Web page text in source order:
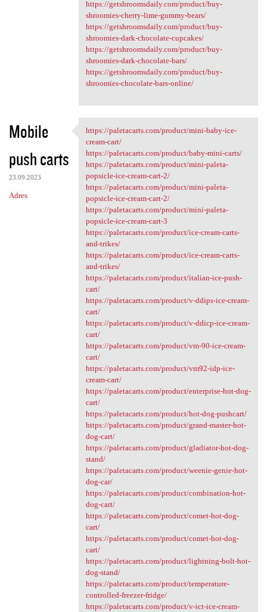
https://getshroomsdaily.com/product/buy-
shroomies-cherry-lime-gummy-bears/
https://getshroomsdaily.com/product/buy-
shroomies-dark-chocolate-cupcakes/
https://getshroomsdaily.com/product/buy-
shroomies-dark-chocolate-bars/
https://getshroomsdaily.com/product/buy-
shroomies-chocolate-bars-online/
Mobile
push carts
23.09.2023
Adres
https://paletacarts.com
https://paletacarts.com/product/mini-baby-ice-
cream-cart/
https://paletacarts.com/product/baby-mini-carts/
https://paletacarts.com/product/mini-paleta-
popsicle-ice-cream-cart-2/
https://paletacarts.com/product/mini-paleta-
popsicle-ice-cream-cart-2/
https://paletacarts.com/product/mini-paleta-
popsicle-ice-cream-cart-3
https://paletacarts.com/product/ice-cream-carts-
and-trikes/
https://paletacarts.com/product/ice-cream-carts-
and-trikes/
https://paletacarts.com/product/italian-ice-push-
cart/
https://paletacarts.com/product/v-ddips-ice-cream-
cart/
https://paletacarts.com/product/v-ddicp-ice-cream-
cart/
https://paletacarts.com/product/vm-90-ice-cream-
cart/
https://paletacarts.com/product/vm92-idp-ice-
cream-cart/
https://paletacarts.com/product/enterprise-hot-dog-
cart/
https://paletacarts.com/product/hot-dog-pushcart/
https://paletacarts.com/product/grand-master-hot-
dog-cart/
https://paletacarts.com/product/gladiator-hot-dog-
stand/
https://paletacarts.com/product/weenie-genie-hot-
dog-car/
https://paletacarts.com/product/combination-hot-
dog-cart/
https://paletacarts.com/product/comet-hot-dog-
cart/
https://paletacarts.com/product/comet-hot-dog-
cart/
https://paletacarts.com/product/lightning-bolt-hot-
dog-stand/
https://paletacarts.com/product/temperature-
controlled-freezer-fridge/
https://paletacarts.com/product/v-ict-ice-cream-